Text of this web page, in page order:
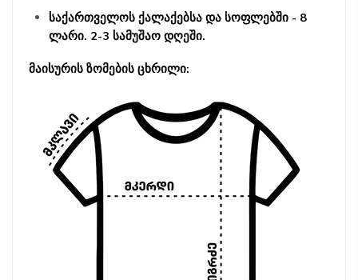
საქართველოს ქალაქებსა და სოფლებში - 8
ლარი. 2-3 სამუშაო დღეში.
მაისურის ზომების ცხრილი: